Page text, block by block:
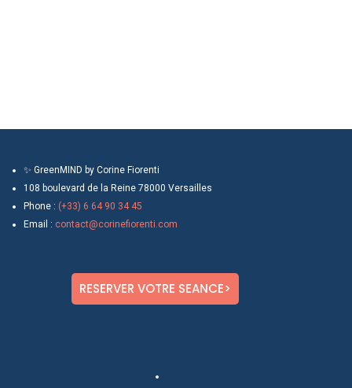
✨ GreenMIND by Corine Fiorenti
108 boulevard de la Reine 78000 Versailles
Phone : (+33) 6 64 90 34 45
Email : contact@corinefiorenti.com
RESERVER VOTRE SEANCE>